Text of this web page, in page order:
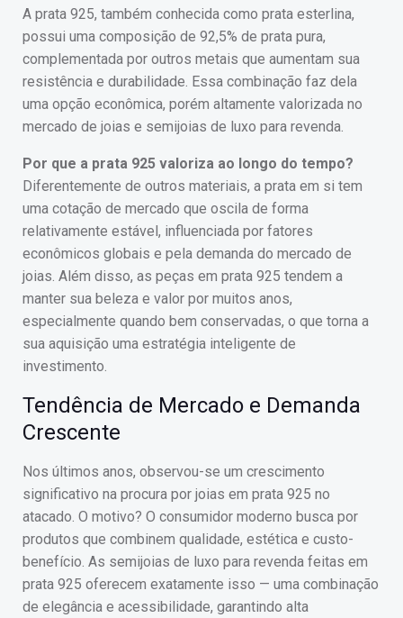
A prata 925, também conhecida como prata esterlina,
possui uma composição de 92,5% de prata pura,
complementada por outros metais que aumentam sua
resistência e durabilidade. Essa combinação faz dela
uma opção econômica, porém altamente valorizada no
mercado de joias e semijoias de luxo para revenda.
Por que a prata 925 valoriza ao longo do tempo?
Diferentemente de outros materiais, a prata em si tem
uma cotação de mercado que oscila de forma
relativamente estável, influenciada por fatores
econômicos globais e pela demanda do mercado de
joias. Além disso, as peças em prata 925 tendem a
manter sua beleza e valor por muitos anos,
especialmente quando bem conservadas, o que torna a
sua aquisição uma estratégia inteligente de
investimento.
Tendência de Mercado e Demanda
Crescente
Nos últimos anos, observou-se um crescimento
significativo na procura por joias em prata 925 no
atacado. O motivo? O consumidor moderno busca por
produtos que combinem qualidade, estética e custo-
benefício. As semijoias de luxo para revenda feitas em
prata 925 oferecem exatamente isso — uma combinação
de elegância e acessibilidade, garantindo alta